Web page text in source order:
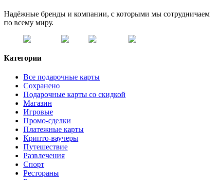
Надёжные бренды и компании, с которыми мы сотрудничаем
по всему миру.
Категории
Все подарочные карты
Сохранено
Подарочные карты со скидкой
Магазин
Игровые
Промо-сделки
Платежные карты
Крипто-ваучеры
Путешествие
Развлечения
Спорт
Рестораны